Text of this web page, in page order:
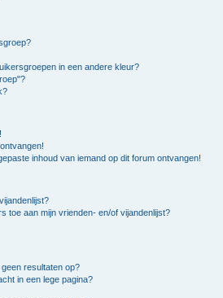
in een andere kleur?
inhoud van iemand op dit forum ontvangen!
toe aan mijn vrienden- en/of vijandenlijst?
resultaten op?
in een lege pagina?